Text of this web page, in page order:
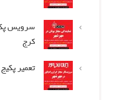
سرویس
کرج
تعمیر